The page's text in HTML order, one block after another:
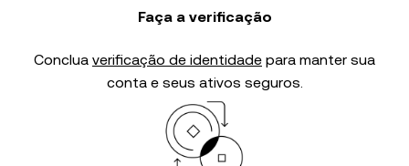
Faça a verificação
Conclua verificação de identidade para manter sua
conta e seus ativos seguros.